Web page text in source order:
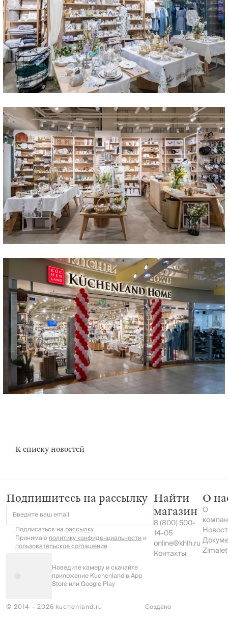
К списку новостей
Подпишитесь на рассылку
Введите ваш email
Подписаться на рассылку
Принимаюполитику конфиденциальностии
пользовательское соглашение
Наведите камеру и скачайте
приложение Kuchenland в App
Store или Google Play
Найти
магазин
8 (800) 500-
14-05
online@khlh.ru
Контакты
О
О
© 2014 – 2026 kuchenland.ru Создано